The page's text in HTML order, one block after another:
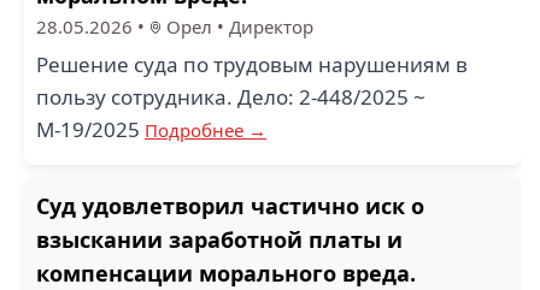
28.05.2026 • Орел • Директор
Решение суда по трудовым нарушениям в
пользу сотрудника. Дело: 2-448/2025 ~
М-19/2025 Подробнее →
Суд удовлетворил частично иск о
взыскании заработной платы и
компенсации морального вреда.